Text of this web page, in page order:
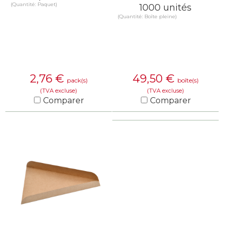
(Quantité: Paquet)
2,76 € pack(s)
(TVA excluse)
Comparer
1000 unités
(Quantité: Boîte pleine)
49,50 € boîte(s)
(TVA excluse)
Comparer
EN SAVOIR PLUS